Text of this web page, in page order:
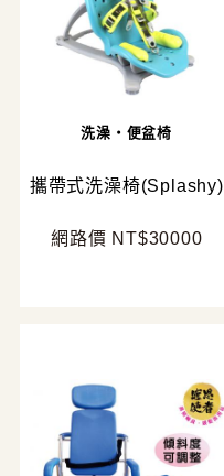
洗澡・便盆椅
攜帶式洗澡椅(Splashy)
網路價 NT$30000